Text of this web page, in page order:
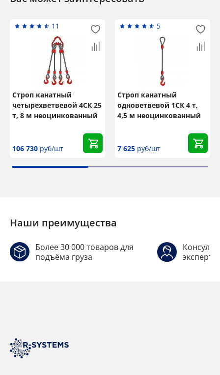
11
Строп канатный
четырехветвевой 4СК 25
т, 8 м неоцинкованный
106 730 руб/шт
5
Строп канатный
одноветвевой 1СК 4 т,
4,5 м неоцинкованный
7 625 руб/шт
Наши преимущества
Более 30 000 товаров для
подъёма груза